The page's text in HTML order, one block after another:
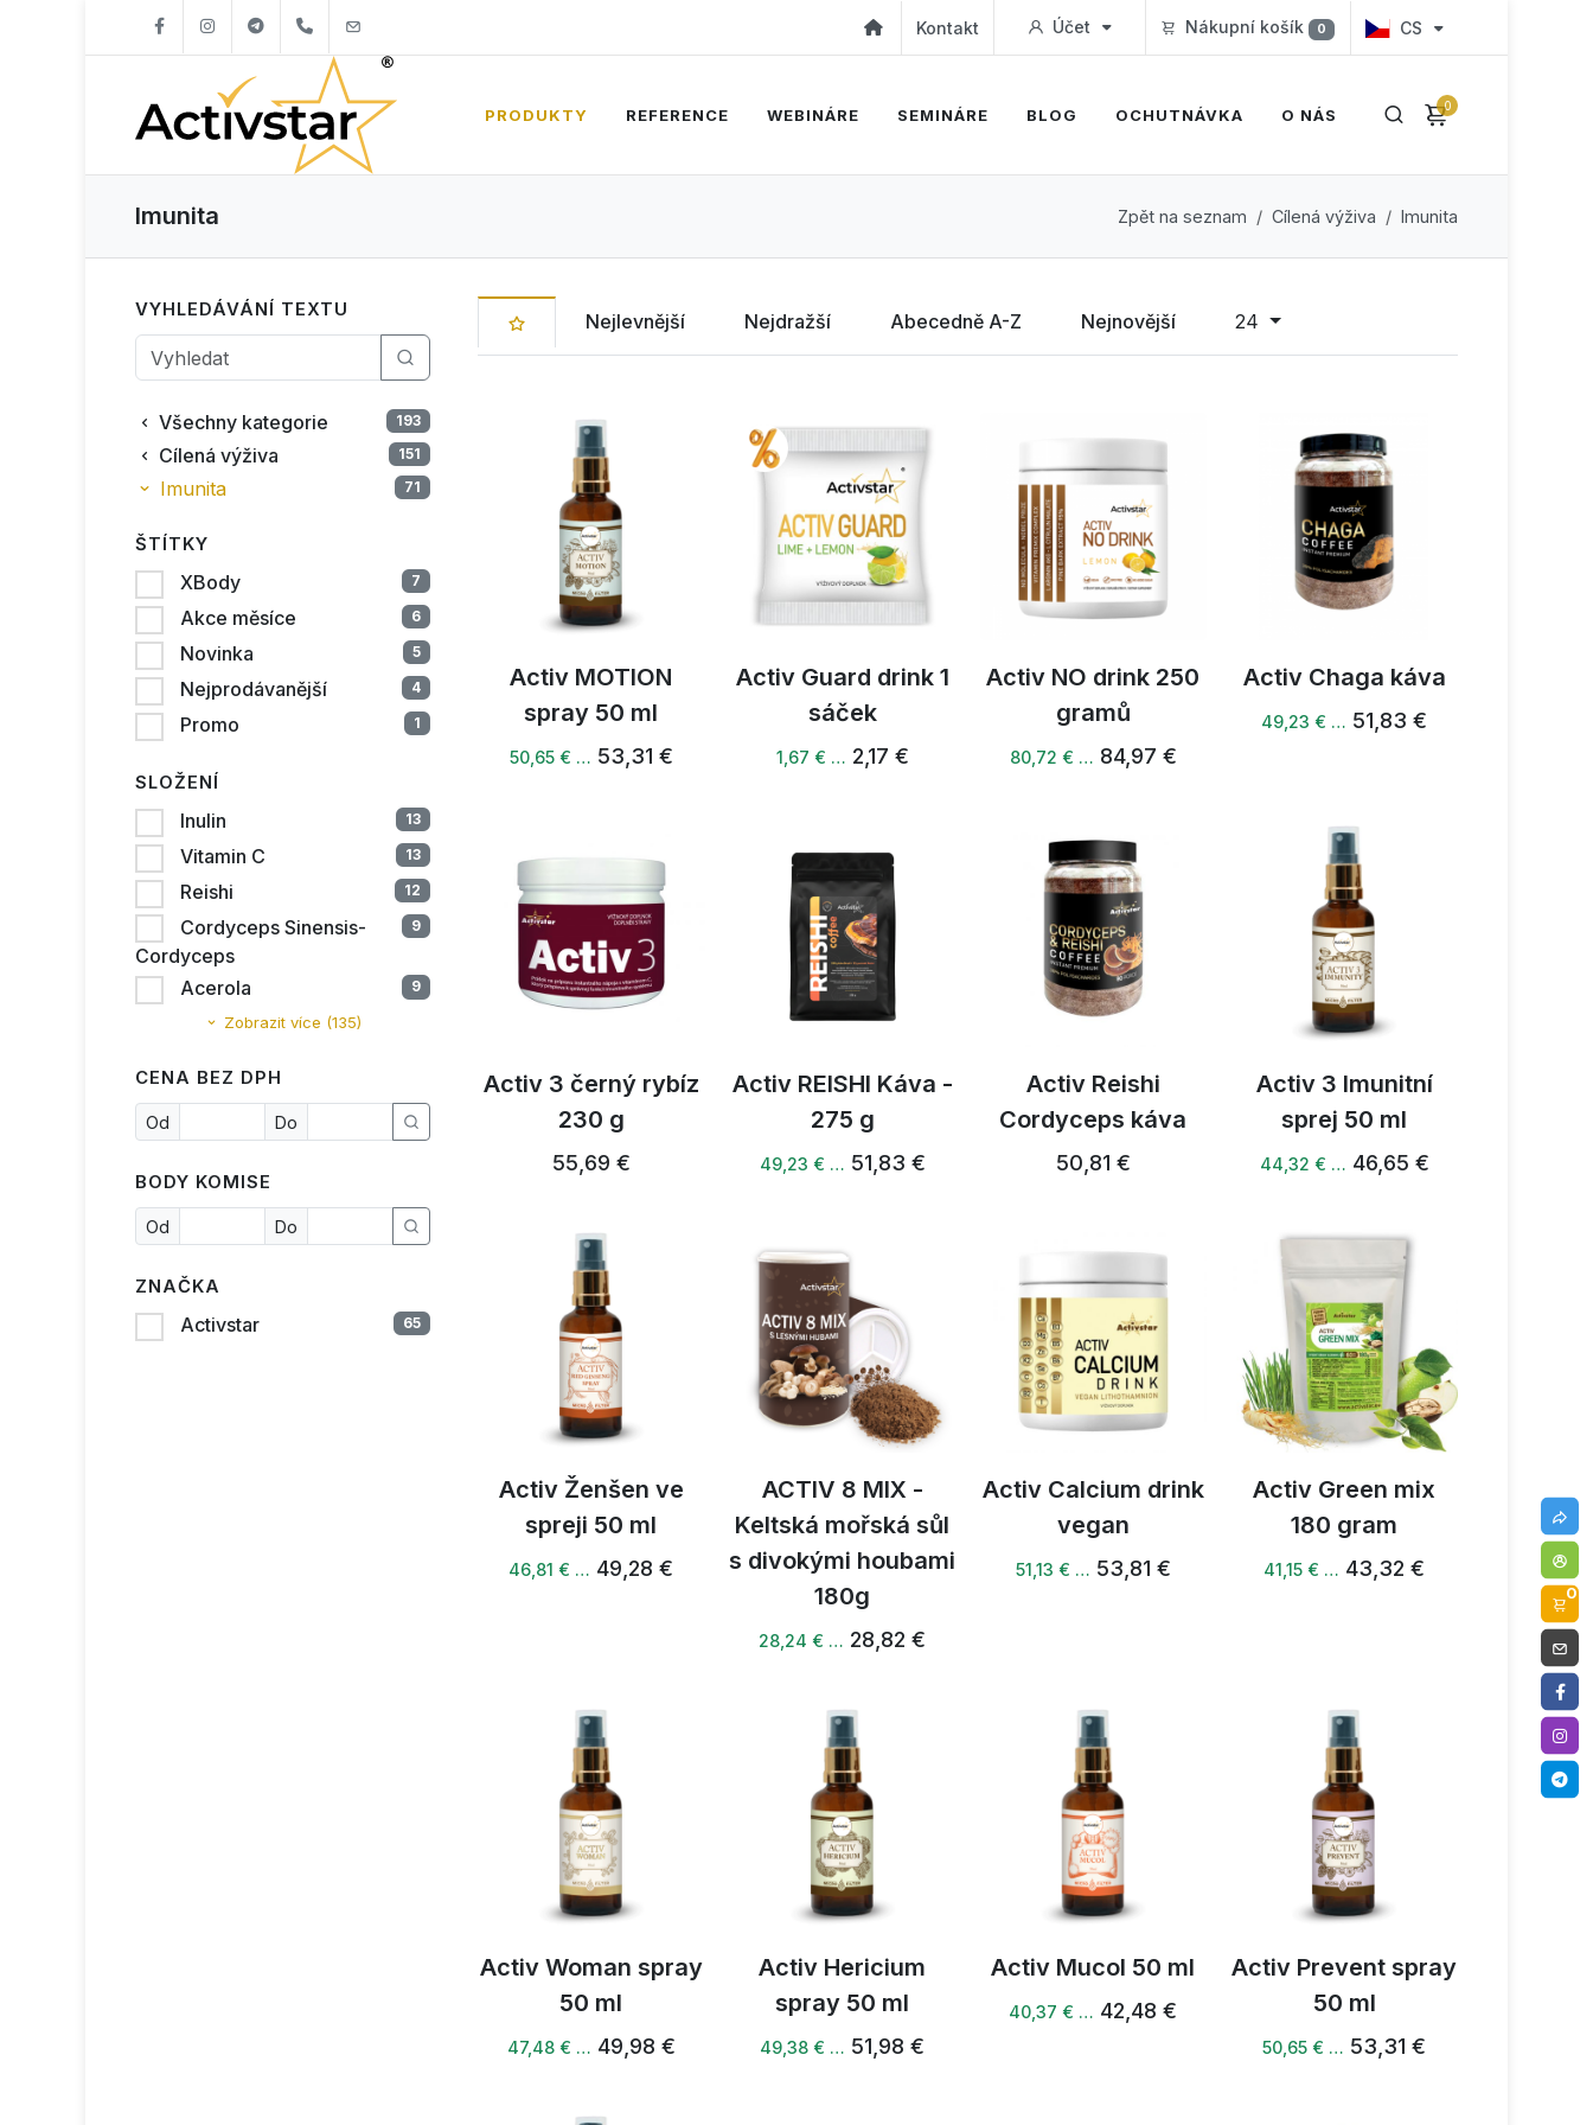
+421904262747 Kontakt Účet Nákupní košík 0 CS
0
PRODUKTY REFERENCE WEBINÁRE SEMINÁRE BLOG OCHUTNÁVKA O NÁS
Imunita Zpět na seznam Cílená výživa Imunita
Nejlevnější Nejdražší Abecedně A-Z Nejnovější 24
Activ MOTION
spray 50 ml
50,65 € … 53,31 €
Activ Guard drink 1
sáček
1,67 € … 2,17 €
Activ NO drink 250
gramů
80,72 € … 84,97 €
Activ Chaga káva
49,23 € … 51,83 €
Activ 3 černý rybíz
230 g
55,69 €
Activ REISHI Káva -
275 g
49,23 € … 51,83 €
Activ Reishi
Cordyceps káva
50,81 €
Activ 3 Imunitní
sprej 50 ml
44,32 € … 46,65 €
Activ Ženšen ve
spreji 50 ml
46,81 € … 49,28 €
ACTIV 8 MIX -
Keltská mořská sůl
s divokými houbami
180g
28,24 € … 28,82 €
Activ Calcium drink
vegan
51,13 € … 53,81 €
Activ Green mix
180 gram
41,15 € … 43,32 €
Activ Woman spray
50 ml
47,48 € … 49,98 €
Activ Hericium
spray 50 ml
49,38 € … 51,98 €
Activ Mucol 50 ml
40,37 € … 42,48 €
Activ Prevent spray
50 ml
50,65 € … 53,31 €
VYHLEDÁVÁNÍ TEXTU
Všechny kategorie 193
Cílená výživa 151
Imunita 71
ŠTÍTKY
XBody 7
Akce měsíce 6
Novinka 5
Nejprodávanější 4
Promo 1
SLOŽENÍ
Inulin 13
Vitamin C 13
Reishi 12
Cordyceps Sinensis-
Cordyceps
9
Acerola 9
Zobrazit více (135)
CENA BEZ DPH
Od Do
BODY KOMISE
Od Do
ZNAČKA
Activstar 65
0